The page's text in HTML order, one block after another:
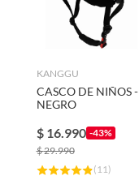
Pedal
Manubrio
KANGGU
CASCO DE NIÑOS -
NEGRO
$ 16.990 -43%
$29.990
( 11)